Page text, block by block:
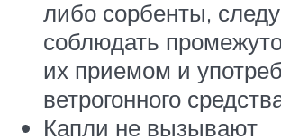
либо сорбенты,
соблюдать
их приемом и
ветрогонного
Капли не вызывают